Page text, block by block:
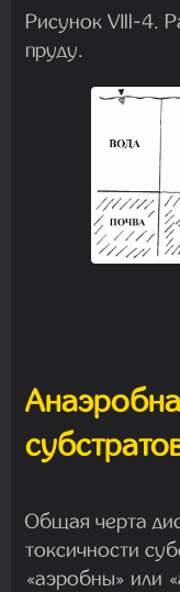
Рисунок VIll-4.
пруду.
Общая черта
токсичности
«аэробны» или